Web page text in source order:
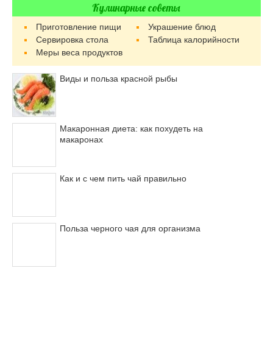
Кулинарные советы
Приготовление пищи
Украшение блюд
Сервировка стола
Таблица калорийности
Меры веса продуктов
Виды и польза красной рыбы
Макаронная диета: как похудеть на
макаронах
Как и с чем пить чай правильно
Польза черного чая для организма